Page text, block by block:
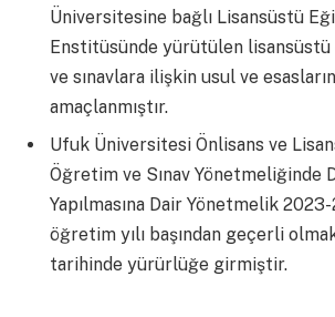
Üniversitesine bağlı Lisansüstü
Enstitüsünde yürütülen
ve sınavlara ilişkin usul ve
amaçlanmıştır.
Ufuk Üniversitesi Önlisans ve
Öğretim ve Sınav Yönetmeliğinde
Yapılmasına Dair Yönetmelik
öğretim yılı başından geçerli
tarihinde yürürlüğe girmiştir.